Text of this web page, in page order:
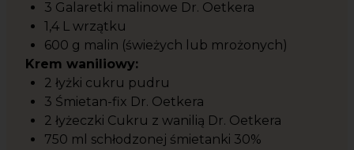
3 Galaretki malinowe Dr. Oetkera
1,4 L wrzątku
600 g malin (świeżych lub mrożonych)
Krem waniliowy:
2 łyżki cukru pudru
3 Śmietan-fix Dr. Oetkera
2 łyżeczki Cukru z wanilią Dr. Oetkera
750 ml schłodzonej śmietanki 30%